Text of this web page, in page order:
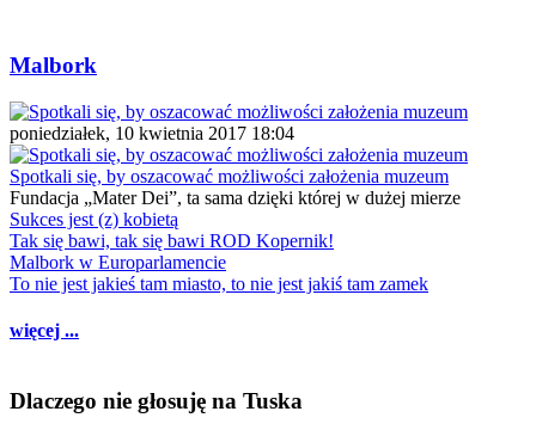
Malbork
poniedziałek, 10 kwietnia 2017 18:04
Spotkali się, by oszacować możliwości założenia muzeum
Fundacja „Mater Dei”, ta sama dzięki której w dużej mierze
Sukces jest (z) kobietą
Tak się bawi, tak się bawi ROD Kopernik!
Malbork w Europarlamencie
To nie jest jakieś tam miasto, to nie jest jakiś tam zamek
więcej ...
Dlaczego nie głosuję na Tuska